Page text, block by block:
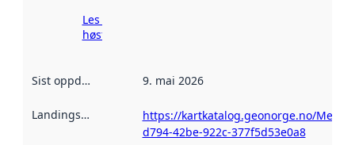
Les mer om
høsting her
Sist oppdatert 9. mai 2026
Landingsside
https://kartkatalog.geonorge.no/
d794-42be-922c-377f5d53e0a8